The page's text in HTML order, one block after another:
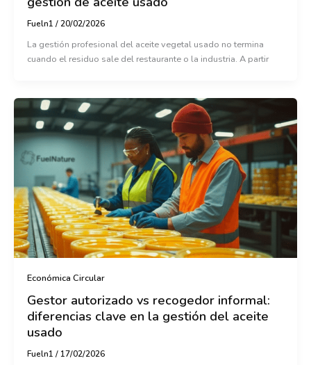
Fueln1 /20/02/2026
La gestión profesional del aceite vegetal usado no termina
cuando el residuo sale del restaurante o la industria. A partir
Económica Circular
Gestor autorizado vs recogedor informal:
diferencias clave en la gestión del aceite
usado
Fueln1 / 17/02/2026